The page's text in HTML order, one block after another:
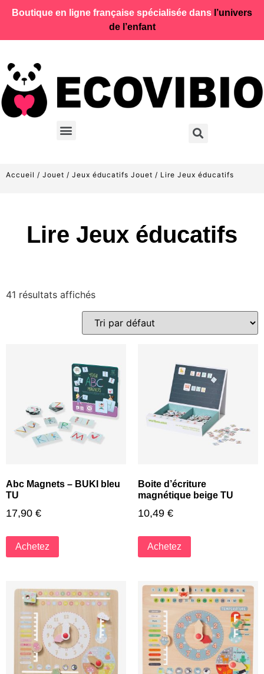
Boutique en ligne française spécialisée dans l’univers
de l’enfant
Accueil / Jouet / Jeux éducatifs Jouet / Lire Jeux éducatifs
Lire Jeux éducatifs
41 résultats affichés
Abc Magnets – BUKI bleu
TU
17,90 €
Achetez
Boite d’écriture
magnétique beige TU
10,49 €
Achetez